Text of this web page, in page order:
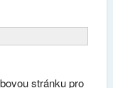
stránku pro